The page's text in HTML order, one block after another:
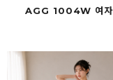
AGG 1004W 여자